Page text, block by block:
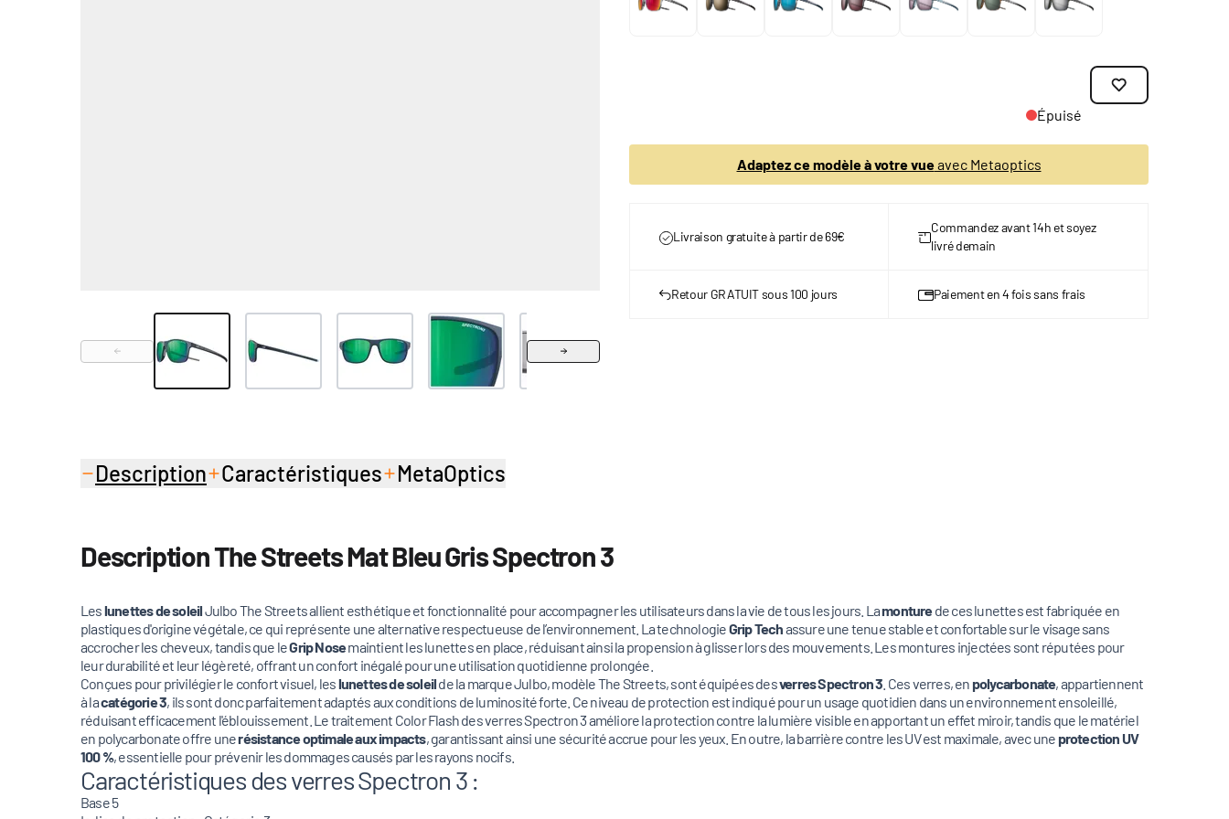
View larger imageView larger image
Épuisé
Adaptez ce modèle à votre vueavec Metaoptics
Livraison gratuite à partir de 69€
Commandez avant 14h et soyez
livré demain
Retour GRATUIT sous 100 jours Paiement en 4 fois sans frais
Description Caractéristiques MetaOptics
Description The Streets Mat Bleu Gris Spectron 3
Leslunettes de soleilJulbo The Streets allient esthétique et fonctionnalité pour accompagner les utilisateurs dans la vie de tous les jours. Lamonturede ces lunettes est fabriquée en
plastiques d'origine végétale, ce qui représente une alternative respectueuse de l’environnement. La technologieGrip Techassure une tenue stable et confortable sur le visage sans
accrocher les cheveux, tandis que leGrip Nosemaintient les lunettes en place, réduisant ainsi la propension à glisser lors des mouvements. Les montures injectées sont réputées pour
leur durabilité et leur légèreté, offrant un confort inégalé pour une utilisation quotidienne prolongée.
Conçues pour privilégier le confort visuel, leslunettes de soleilde la marque Julbo, modèle The Streets, sont équipées desverres Spectron 3 . Ces verres, en polycarbonate, appartiennent
à lacatégorie 3, ils sont donc parfaitement adaptés aux conditions de luminosité forte. Ce niveau de protection est indiqué pour un usage quotidien dans un environnement ensoleillé,
réduisant efficacement l'éblouissement. Le traitement Color Flash des verres Spectron 3 améliore la protection contre la lumière visible en apportant un effet miroir, tandis que le matériel
en polycarbonate offre unerésistance optimale aux impacts, garantissant ainsi une sécurité accrue pour les yeux. En outre, la barrière contre les UV est maximale, avec une protection UV
100 %, essentielle pour prévenir les dommages causés par les rayons nocifs.
Caractéristiques des verres Spectron 3 :
Base 5